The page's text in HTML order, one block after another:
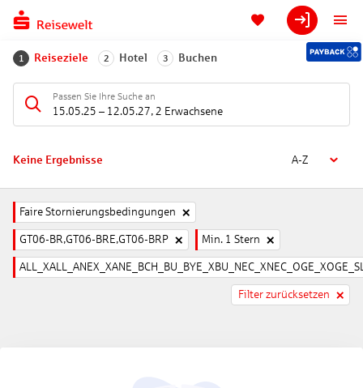
1 Reiseziele 2 Hotel 3 Buchen
Passen Sie Ihre Suche an
15.05.25 – 12.05.27, 2 Erwachsene
Keine Ergebnisse A-Z
Faire Stornierungsbedingungen
GT06-BR,GT06-BRE,GT06-BRP Min. 1 Stern
Filter zurücksetzen